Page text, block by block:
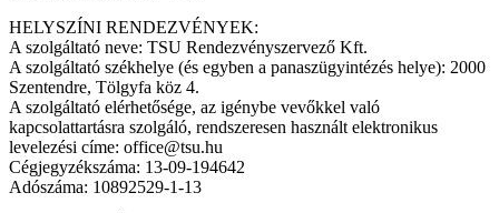
HELYSZÍNI RENDEZVÉNYEK:
A szolgáltató neve: TSU Rendezvényszervező Kft.
A szolgáltató székhelye (és egyben a panaszügyintézés helye): 2000
Szentendre, Tölgyfa köz 4.
A szolgáltató elérhetősége, az igénybe vevőkkel való
kapcsolattartásra szolgáló, rendszeresen használt elektronikus
levelezési címe: office@tsu.hu
Cégjegyzékszáma: 13-09-194642
Adószáma: 10892529-1-13